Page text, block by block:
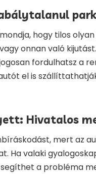
hogy tilos
onnan való
fordulhatsz a
el is
Hivatalos
mert az
Ha valaki
a probléma